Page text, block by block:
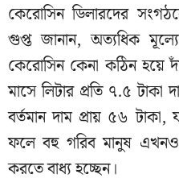
কেরোসিন ডিলারদের
গুপ্ত জানান, অত্যধিক
কেরোসিন কেনা কঠিন হয়ে
মাসে লিটার প্রতি ৭.৫
বর্তমান দাম প্রায় ৫৬ টাকা,
ফলে বহু গরিব মানুষ এখনও
করতে বাধ্য হচ্ছেন।